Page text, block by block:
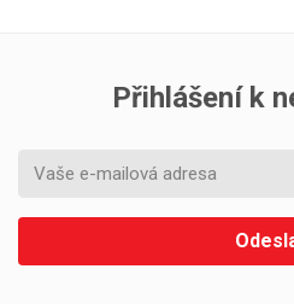
Přihlášení k